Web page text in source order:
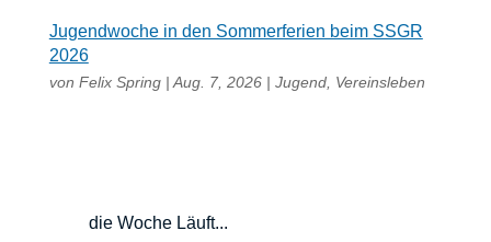
Jugendwoche in den Sommerferien beim SSGR
2026
von Felix Spring| Aug. 7, 2026| Jugend, Vereinsleben
die Woche Läuft...